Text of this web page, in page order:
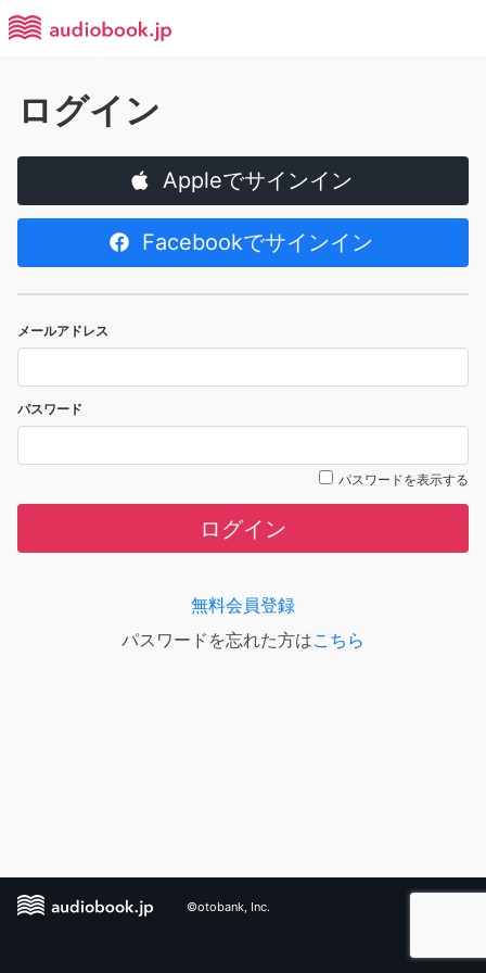
ログイン
Appleでサインイン
Facebookでサインイン
メールアドレス
パスワード
パスワードを表示する
ログイン
無料会員登録
パスワードを忘れた方はこちら
©otobank, Inc.